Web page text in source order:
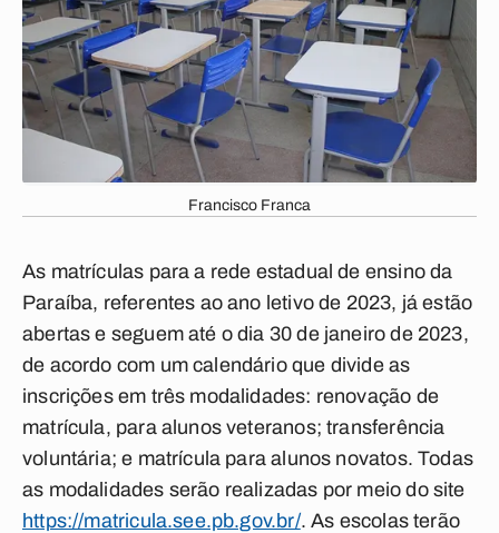
Francisco Franca
As matrículas para a rede estadual de ensino da
Paraíba, referentes ao ano letivo de 2023, já estão
abertas e seguem até o dia 30 de janeiro de 2023,
de acordo com um calendário que divide as
inscrições em três modalidades: renovação de
matrícula, para alunos veteranos; transferência
voluntária; e matrícula para alunos novatos. Todas
as modalidades serão realizadas por meio do site
https://matricula.see.pb.gov.br/. As escolas terão